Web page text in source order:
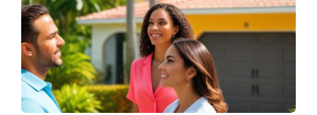
portal inmobiliario favorito. En cuestión de semanas,
recibieron una notificación sobre una casa que cumplía
con todos sus requisitos: tres habitaciones, un jardín
amplio y cerca de buenas escuelas. Gracias a su rápida
respuesta, pudieron programar una visita y hacer una
oferta antes de que la propiedad se mostrara al público.